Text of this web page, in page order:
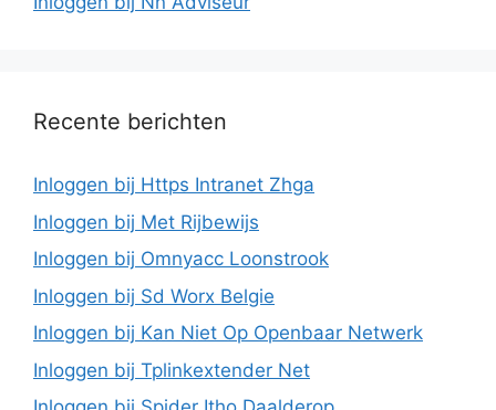
Recente berichten
Inloggen bij Https Intranet Zhga
Inloggen bij Met Rijbewijs
Inloggen bij Omnyacc Loonstrook
Inloggen bij Sd Worx Belgie
Inloggen bij Kan Niet Op Openbaar Netwerk
Inloggen bij Tplinkextender Net